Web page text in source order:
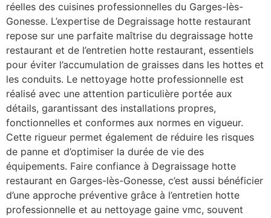
réelles des cuisines professionnelles du Garges-lès-
Gonesse. L’expertise de Degraissage hotte restaurant
repose sur une parfaite maîtrise du degraissage hotte
restaurant et de l’entretien hotte restaurant, essentiels
pour éviter l’accumulation de graisses dans les hottes et
les conduits. Le nettoyage hotte professionnelle est
réalisé avec une attention particulière portée aux
détails, garantissant des installations propres,
fonctionnelles et conformes aux normes en vigueur.
Cette rigueur permet également de réduire les risques
de panne et d’optimiser la durée de vie des
équipements. Faire confiance à Degraissage hotte
restaurant en Garges-lès-Gonesse, c’est aussi bénéficier
d’une approche préventive grâce à l’entretien hotte
professionnelle et au nettoyage gaine vmc, souvent